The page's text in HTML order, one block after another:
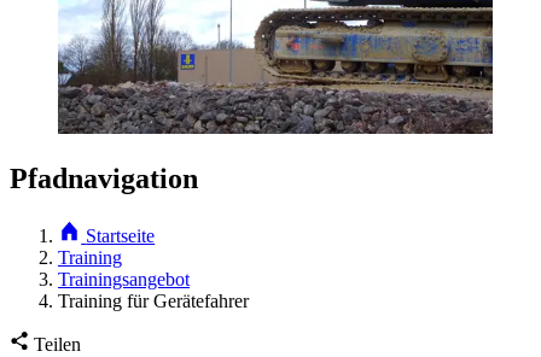
Pfadnavigation
Startseite
Training
Trainingsangebot
Training für Gerätefahrer
Teilen